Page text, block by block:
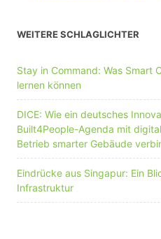
WEITERE SCHLAGLICHTER
Stay in Command: Was Smart
lernen können
DICE: Wie ein deutsches
Built4People-Agenda mit
Betrieb smarter Gebäude
Eindrücke aus Singapur: Ein
Infrastruktur